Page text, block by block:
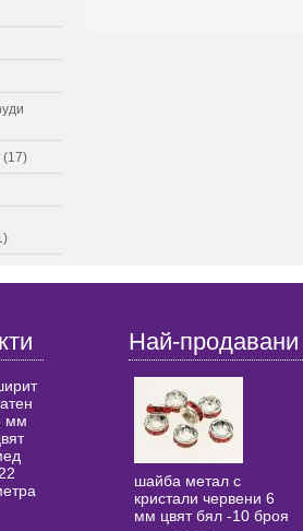
(17)
мм
Най-продавани
шайба метал с
кристали червени 6
мм цвят бял -10 броя